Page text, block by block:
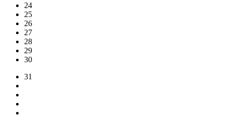
24
25
26
27
28
29
30
31